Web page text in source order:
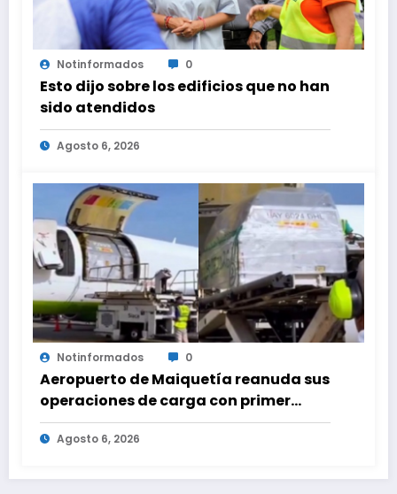
Notinformados 0
Esto dijo sobre los edificios que no han
sido atendidos
Agosto 6, 2026
Notinformados 0
Aeropuerto de Maiquetía reanuda sus
operaciones de carga con primer
vuelo desde Panamá
Agosto 6, 2026